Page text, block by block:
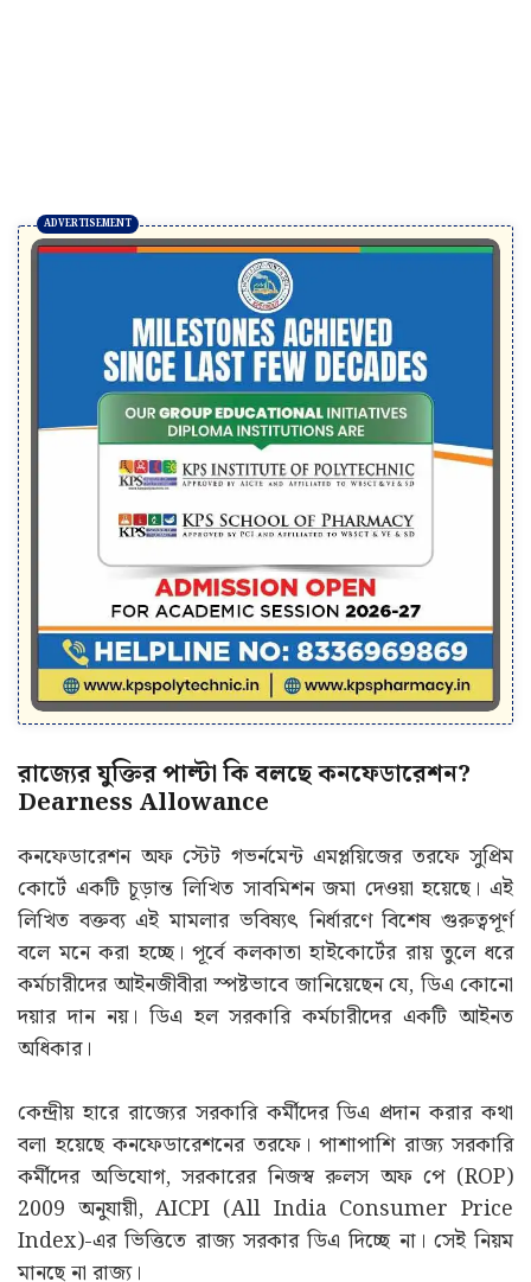
রাজ্যের যুক্তির পাল্টা কি বলছে কনফেডারেশন?
Dearness Allowance
কনফেডারেশন অফ স্টেট গভর্নমেন্ট এমপ্লয়িজের তরফে সুপ্রিম
কোর্টে একটি চূড়ান্ত লিখিত সাবমিশন জমা দেওয়া হয়েছে। এই
লিখিত বক্তব্য এই মামলার ভবিষ্যৎ নির্ধারণে বিশেষ গুরুত্বপূর্ণ
বলে মনে করা হচ্ছে। পূর্বে কলকাতা হাইকোর্টের রায় তুলে ধরে
কর্মচারীদের আইনজীবীরা স্পষ্টভাবে জানিয়েছেন যে, ডিএ কোনো
দয়ার দান নয়। ডিএ হল সরকারি কর্মচারীদের একটি আইনত
অধিকার।
কেন্দ্রীয় হারে রাজ্যের সরকারি কর্মীদের ডিএ প্রদান করার কথা
বলা হয়েছে কনফেডারেশনের তরফে। পাশাপাশি রাজ্য সরকারি
কর্মীদের অভিযোগ, সরকারের নিজস্ব রুলস অফ পে (ROP)
2009 অনুযায়ী, AICPI (All India Consumer Price
Index)-এর ভিত্তিতে রাজ্য সরকার ডিএ দিচ্ছে না। সেই নিয়ম
মানছে না রাজ্য।